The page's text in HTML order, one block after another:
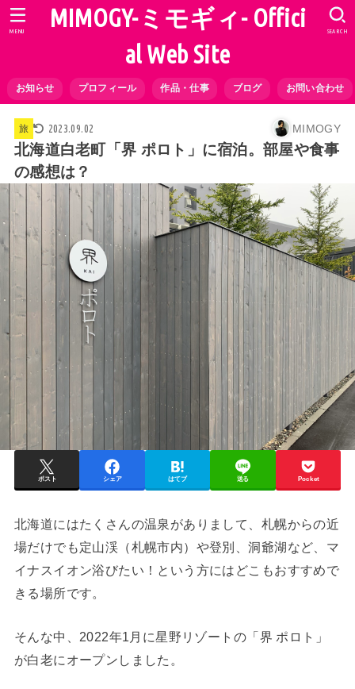
MIMOGY-ミモギィ- Offici
al Web Site
お知らせ プロフィール 作品・仕事 ブログ お問い合わせ
SEARCH
MENU
旅 2023.09.02 MIMOGY
北海道白老町「界 ポロト」に宿泊。部屋や食事
の感想は？
ポスト シェア はてブ 送る Pocket
北海道にはたくさんの温泉がありまして、札幌からの近
場だけでも定山渓（札幌市内）や登別、洞爺湖など、マ
イナスイオン浴びたい！という方にはどこもおすすめで
きる場所です。
そんな中、2022年1月に星野リゾートの「界 ポロト」
が白老にオープンしました。